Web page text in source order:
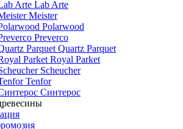
Lab Arte
Meister
Polarwood
Preverco
Quartz Parquet
Royal Parket
Scheucher
Tenfor
Синтерос